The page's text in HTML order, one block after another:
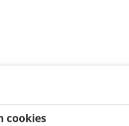
cookies